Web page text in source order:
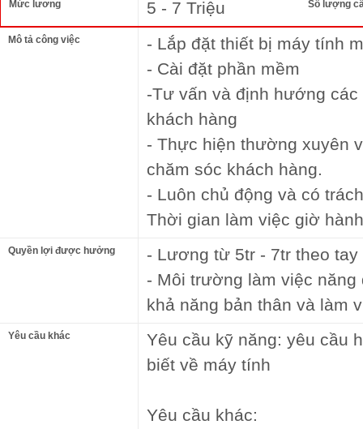
Mức lương 5 - 7 Triệu Số lượng
Mô tả công việc
- Lắp đặt thiết bị máy tính
- Cài đặt phần mềm
-Tư vấn và định hướng
khách hàng
- Thực hiện thường xuyên
chăm sóc khách hàng.
- Luôn chủ động và có
Thời gian làm việc giờ
Quyền lợi được hưởng
- Lương từ 5tr - 7tr theo tay
- Môi trường làm việc năng
khả năng bản thân và làm
Yêu cầu khác
Yêu cầu kỹ năng: yêu cầu
biết về máy tính
Yêu cầu khác: